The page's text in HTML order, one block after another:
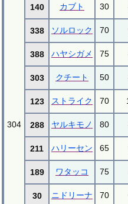
304
140 カブト 30
338 ソルロック 70
388 ハヤシガメ 75
303 クチート 50
123 ストライク 70
288 ヤルキモノ 80
211 ハリーセン 65
189 ワタッコ 75
30 ニドリーナ 70